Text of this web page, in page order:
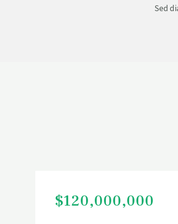
Sed
$120,000,000